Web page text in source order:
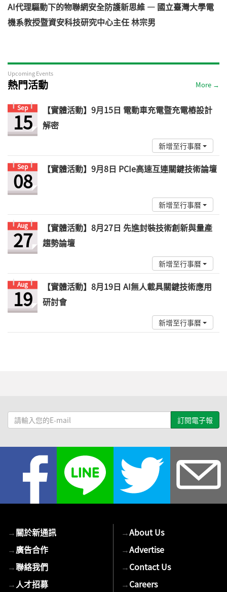
AI代理驅動下的物聯網安全防護新思維 — 國立臺灣大學電
機系教授暨資安科技研究中心主任 林宗男
Upcoming Events
熱門活動 More →
Sep
15
【實體活動】9月15日 電動車充電暨充電樁設計
解密
新增至行事曆
Sep
08 【實體活動】9月8日 PCIe高速互連關鍵技術論壇
新增至行事曆
Aug
27
【實體活動】8月27日 先進封裝技術創新與量產
趨勢論壇
新增至行事曆
Aug
19
【實體活動】8月19日 AI無人載具關鍵技術應用
研討會
新增至行事曆
請
輸
→關於新通訊
→廣告合作
→聯絡我們
→人才招募
→About Us
→Advertise
→Contact Us
→Careers